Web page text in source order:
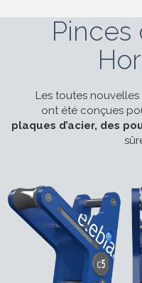
Pinces
Les toutes
ont été conçues
plaques d’acier, des